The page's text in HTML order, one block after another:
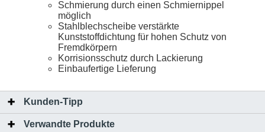
Schmierung durch einen Schmiernippel
möglich
Stahlblechscheibe verstärkte
Kunststoffdichtung für hohen Schutz von
Fremdkörpern
Korrisionsschutz durch Lackierung
Einbaufertige Lieferung
Kunden-Tipp
Verwandte Produkte